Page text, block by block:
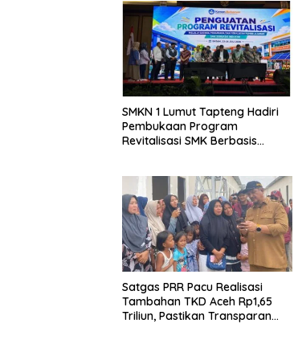
SMKN 1 Lumut Tapteng Hadiri
Pembukaan Program
Revitalisasi SMK Berbasis
Satgas PRR Pacu Realisasi
Tambahan TKD Aceh Rp1,65
Triliun, Pastikan Transparan